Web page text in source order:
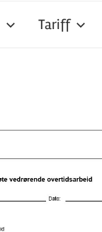
Tariff